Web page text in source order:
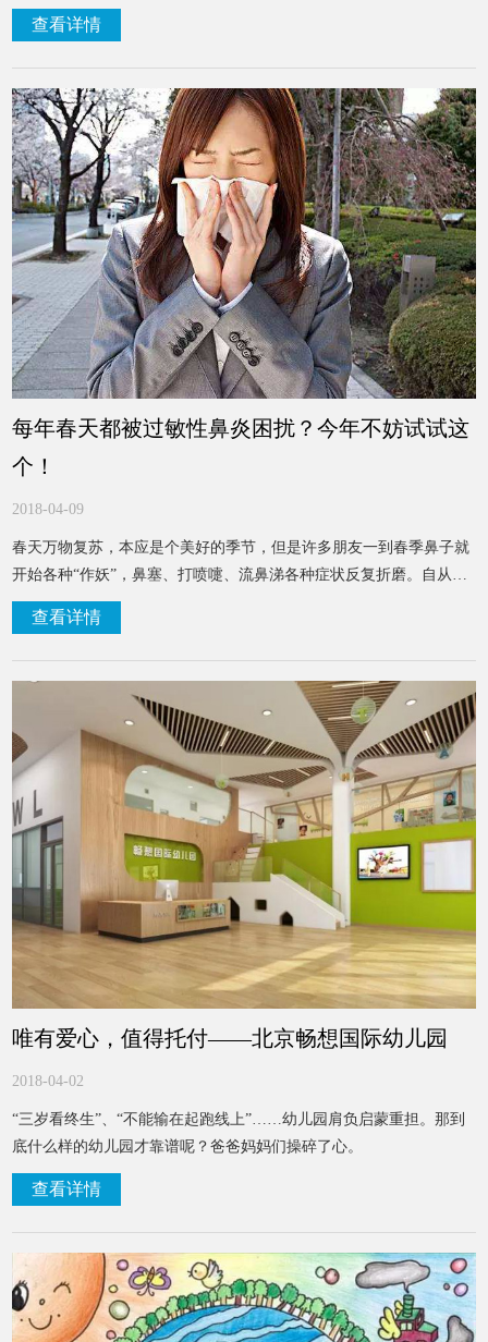
的。
查看详情
每年春天都被过敏性鼻炎困扰？今年不妨试试这
个！
2018-04-09
春天万物复苏，本应是个美好的季节，但是许多朋友一到春季鼻子就
开始各种“作妖”，鼻塞、打喷嚏、流鼻涕各种症状反复折磨。自从安
装了家居蓝新风机，不管是否有雾霾天，每天坚持使用。家居蓝具有
五层高效率过滤功能，不仅过滤PM2.5，空气中的尘螨、细菌、花粉
发作的机会。
查看详情
唯有爱心，值得托付——北京畅想国际幼儿园
2018-04-02
“三岁看终生”、“不能输在起跑线上”……幼儿园肩负启蒙重担。那到
底什么样的幼儿园才靠谱呢？爸爸妈妈们操碎了心。
查看详情